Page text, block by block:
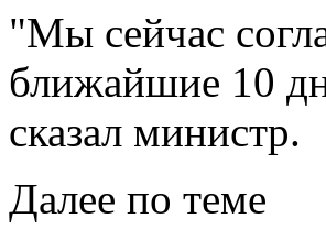
"Мы сейчас
ближайшие 10
сказал министр.
Далее по теме